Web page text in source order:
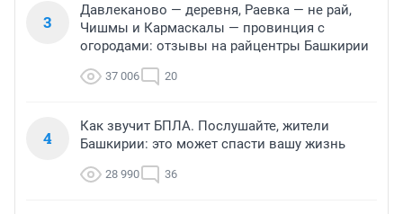
3
Давлеканово — деревня, Раевка — не рай,
Чишмы и Кармаскалы — провинция с
огородами: отзывы на райцентры Башкирии
37 006 20
4
Как звучит БПЛА. Послушайте, жители
Башкирии: это может спасти вашу жизнь
28 990 36